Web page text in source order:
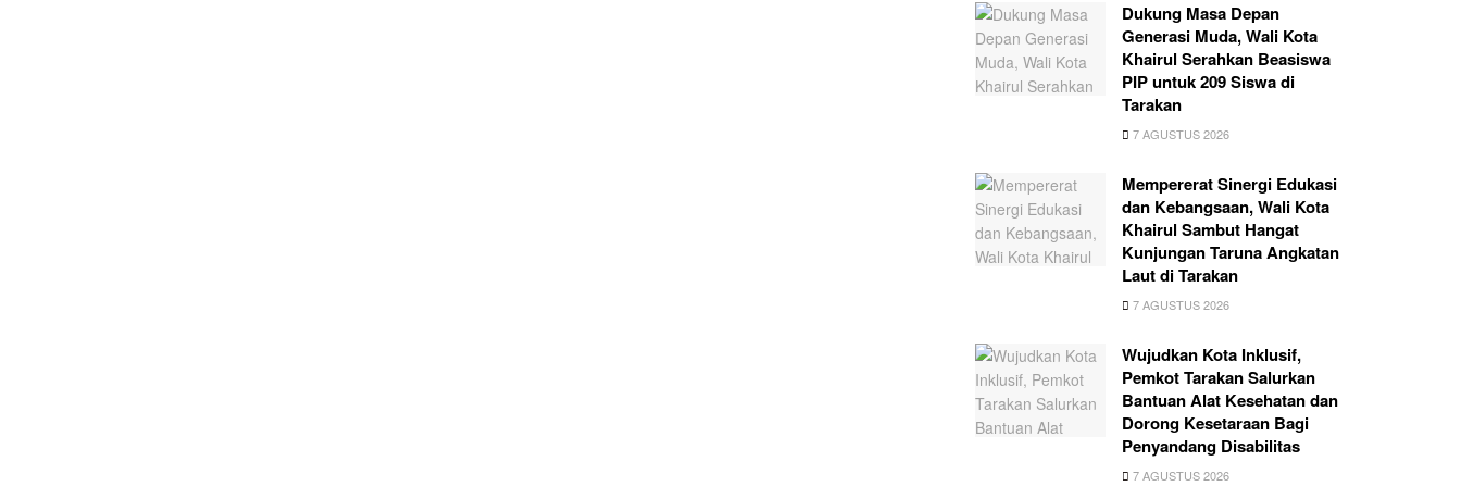
Dukung Masa Depan
Generasi Muda, Wali Kota
Khairul Serahkan Beasiswa
PIP untuk 209 Siswa di
Tarakan
7 AGUSTUS 2026
Mempererat Sinergi Edukasi
dan Kebangsaan, Wali Kota
Khairul Sambut Hangat
Kunjungan Taruna Angkatan
Laut di Tarakan
7 AGUSTUS 2026
Wujudkan Kota Inklusif,
Pemkot Tarakan Salurkan
Bantuan Alat Kesehatan dan
Dorong Kesetaraan Bagi
Penyandang Disabilitas
7 AGUSTUS 2026